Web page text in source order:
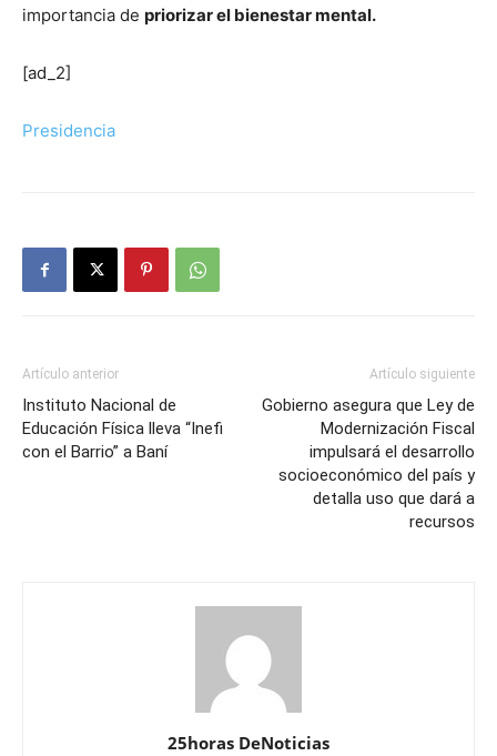
importancia de priorizar el bienestar mental.
[ad_2]
Presidencia
Artículo anterior
Instituto Nacional de
Educación Física lleva “Inefi
con el Barrio” a Baní
Artículo siguiente
Gobierno asegura que Ley de
Modernización Fiscal
impulsará el desarrollo
socioeconómico del país y
detalla uso que dará a
recursos
25horas DeNoticias